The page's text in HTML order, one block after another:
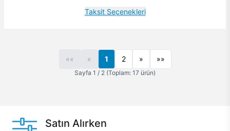
Taksit Seçenekleri
«« « 1 2 » »»
Sayfa 1 / 2 (Toplam: 17 ürün)
Satın Alırken